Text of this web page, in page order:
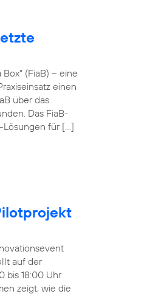
(FiaB) – eine
einen
über das
Das FiaB-
Lösungen für […]
auf der
bis 18:00 Uhr
zeigt, wie die